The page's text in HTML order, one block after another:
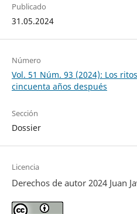
Publicado
31.05.2024
Número
Vol. 51 Núm. 93 (2024): Los
cincuenta años después
Sección
Dossier
Licencia
Derechos de autor 2024 Juan